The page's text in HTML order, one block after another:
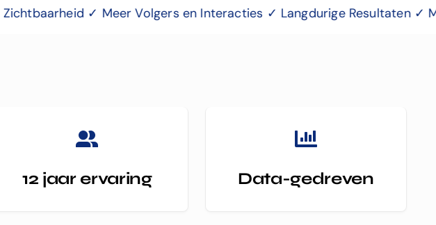
Volgers en Interacties ✓ Langdurige Resultaten ✓ Meer Leads en
12 jaar ervaring Data-gedreven